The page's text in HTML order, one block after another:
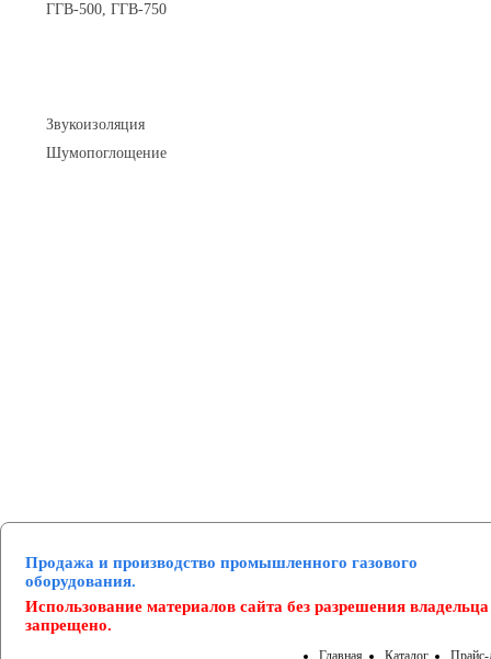
ГГВ-500, ГГВ-750
Звукоизоляция
Шумопоглощение
Продажа и производство промышленного газового
оборудования.
Использование материалов сайта без разрешения владельца
запрещено.
Главная Каталог Прайс-